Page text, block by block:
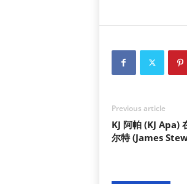
Previous article
KJ 阿帕 (KJ Apa)
尔特 (James